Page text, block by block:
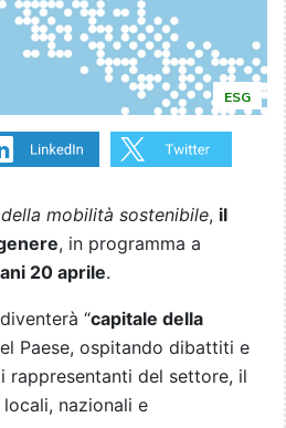
ESG
mobilità sostenibile, il
, in programma a
20 aprile.
diventerà “capitale della
Paese, ospitando dibattiti e
del settore, il
nazionali e